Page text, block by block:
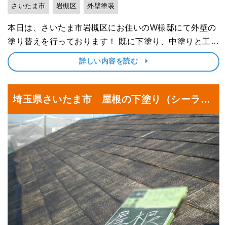
さいたま市 岩槻区 外壁塗装
本日は、さいたま市岩槻区にお住いのW様邸にて外壁の
塗り替えを行っております！ 既に下塗り、中塗りと工程
を踏んでおり、こちらの写真は上塗りが完了したときの
状態。出窓など付帯部にしっかりと養生を行ったうえで
塗装させて頂きました。 今回は築年数が古く、当初･･･
詳しい内容を読む
埼玉県さいたま市 屋根の下塗り（シーラー
塗布）｜埼玉県さいたま市緑区にお住いのC
様邸にて塗り替えリフォーム中